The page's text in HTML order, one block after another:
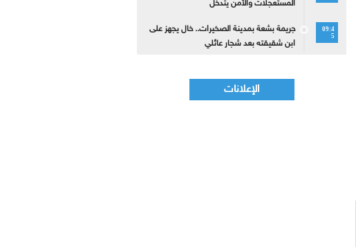
المستعجلات والأمن يتدخل
09:4
5
جريمة بشعة بمدينة الصخيرات.. خال يجهز على
ابن شقيقته بعد شجار عائلي
الإعلانات